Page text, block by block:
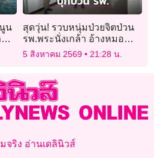
น
สุดวุ่น! รวบหนุ่มป่วยจิตป่วน
รพ.พระนั่งเกล้า อ้างหมอ
ปลอมฟิล์มเอกซเรย์ปิดบัง
5 สิงหาคม 2569 21:28 น.
จริง อ่านเดลินิวส์